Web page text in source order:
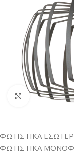
Κλικ για
ΦΩΤΙΣΤΙΚΑ
ΦΩΤΙΣΤΙΚΑ